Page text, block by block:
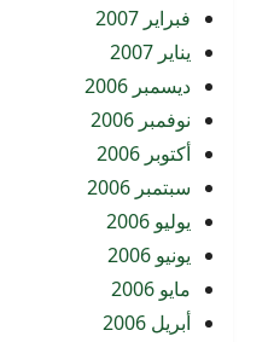
فبراير 2007
يناير 2007
ديسمبر 2006
نوفمبر 2006
أكتوبر 2006
سبتمبر 2006
يوليو 2006
يونيو 2006
مايو 2006
أبريل 2006